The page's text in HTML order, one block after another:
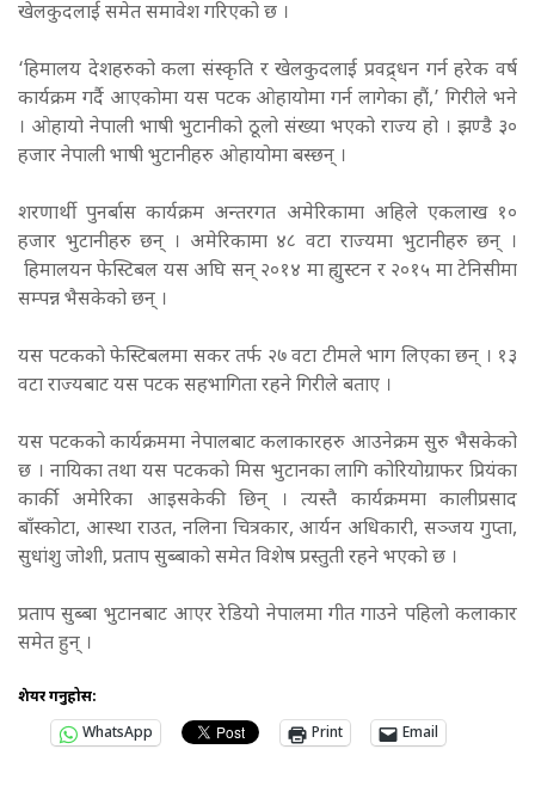
खेलकुदलाई समेत समावेश गरिएको छ ।
‘हिमालय देशहरुको कला संस्कृति र खेलकुदलाई प्रवद्र्धन गर्न हरेक वर्ष
कार्यक्रम गर्दै आएकोमा यस पटक ओहायोमा गर्न लागेका हौं,’ गिरीले भने
। ओहायो नेपाली भाषी भुटानीको ठूलो संख्या भएको राज्य हो । झण्डै ३०
हजार नेपाली भाषी भुटानीहरु ओहायोमा बस्छन् ।
शरणार्थी पुनर्बास कार्यक्रम अन्तरगत अमेरिकामा अहिले एकलाख १०
हजार भुटानीहरु छन् । अमेरिकामा ४८ वटा राज्यमा भुटानीहरु छन् ।
हिमालयन फेस्टिबल यस अघि सन् २०१४ मा ह्युस्टन र २०१५ मा टेनिसीमा
सम्पन्न भैसकेको छन् ।
यस पटकको फेस्टिबलमा सकर तर्फ २७ वटा टीमले भाग लिएका छन् । १३
वटा राज्यबाट यस पटक सहभागिता रहने गिरीले बताए ।
यस पटकको कार्यक्रममा नेपालबाट कलाकारहरु आउनेक्रम सुरु भैसकेको
छ । नायिका तथा यस पटकको मिस भुटानका लागि कोरियोग्राफर प्रियंका
कार्की अमेरिका आइसकेकी छिन् । त्यस्तै कार्यक्रममा कालीप्रसाद
बाँस्कोटा, आस्था राउत, नलिना चित्रकार, आर्यन अधिकारी, सञ्जय गुप्ता,
सुधांशु जोशी, प्रताप सुब्बाको समेत विशेष प्रस्तुती रहने भएको छ ।
प्रताप सुब्बा भुटानबाट आएर रेडियो नेपालमा गीत गाउने पहिलो कलाकार
समेत हुन् ।
शेयर गर्नुहोस:
WhatsApp
Print Email